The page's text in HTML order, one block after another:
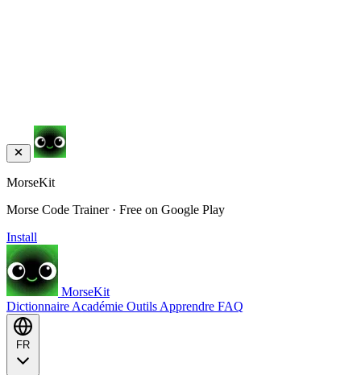
MorseKit
Morse Code Trainer · Free on Google Play
Install
MorseKit
Dictionnaire Académie Outils Apprendre FAQ